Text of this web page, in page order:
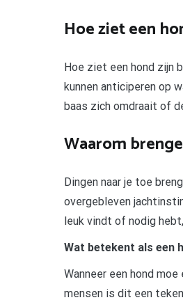
Hoe ziet een
Hoe ziet een hond zijn
kunnen anticiperen op
baas zich omdraait of
Waarom
Dingen naar je toe
overgebleven
leuk vindt of nodig
Wat betekent als een
Wanneer een hond
mensen is dit een